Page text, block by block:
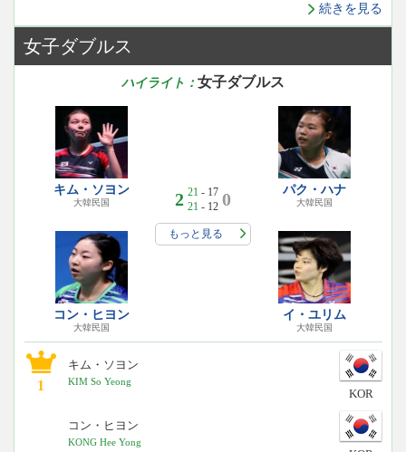
続きを見る
女子ダブルス
ハイライト： 女子ダブルス
キム・ソヨン
大韓民国
コン・ヒヨン
大韓民国
2 21 - 17
21 - 12 0
もっと見る
パク・ハナ
大韓民国
イ・ユリム
大韓民国
1
キム・ソヨン
KIM So Yeong
KOR
コン・ヒヨン
KONG Hee Yong